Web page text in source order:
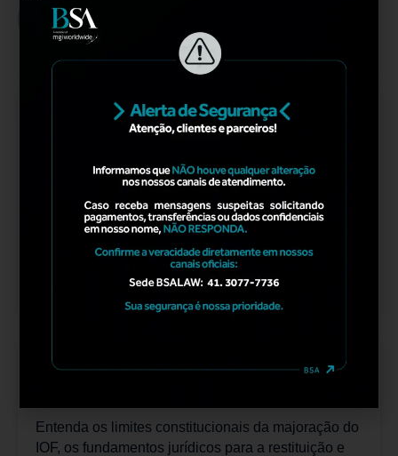
Bernardes Sociedade de Advogados | BSA
HOLDING FAMILIAR MARÇO 26, 2026
A Discussão Bilionária sobre o ITBI na
Integralização de Imóveis: STF Avança em
Julgamento Decisivo para Holdings e Sociedades
Imobiliárias com Placar Favorável aos
Contribuintes
BSACREDIT,BSATAXSETEMBRO 4, 2025
Entenda os limites constitucionais da majoração do
IOF, os fundamentos jurídicos para a restituição e